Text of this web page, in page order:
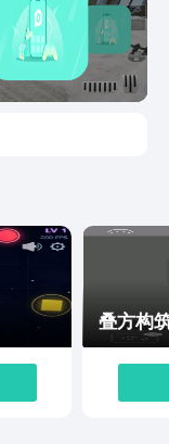
有效地提升装备
月预约地址已经
约，但对于玩家
要了解这个游戏
戏，获得较高的
叠方构